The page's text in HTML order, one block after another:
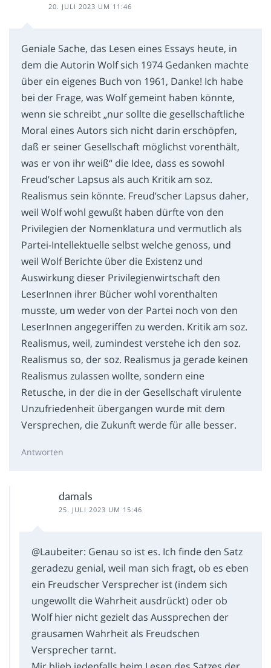
20. JULI 2023 UM 11:46
Geniale Sache, das Lesen eines Essays heute, in
dem die Autorin Wolf sich 1974 Gedanken machte
über ein eigenes Buch von 1961, Danke! Ich habe
bei der Frage, was Wolf gemeint haben könnte,
wenn sie schreibt „nur sollte die gesellschaftliche
Moral eines Autors sich nicht darin erschöpfen,
daß er seiner Gesellschaft möglichst vorenthält,
was er von ihr weiß“ die Idee, dass es sowohl
Freud’scher Lapsus als auch Kritik am soz.
Realismus sein könnte. Freud’scher Lapsus daher,
weil Wolf wohl gewußt haben dürfte von den
Privilegien der Nomenklatura und vermutlich als
Partei-Intellektuelle selbst welche genoss, und
weil Wolf Berichte über die Existenz und
Auswirkung dieser Privilegienwirtschaft den
LeserInnen ihrer Bücher wohl vorenthalten
musste, um weder von der Partei noch von den
LeserInnen angegeriffen zu werden. Kritik am soz.
Realismus, weil, zumindest verstehe ich den soz.
Realismus so, der soz. Realismus ja gerade keinen
Realismus zulassen wollte, sondern eine
Retusche, in der die in der Gesellschaft virulente
Unzufriedenheit übergangen wurde mit dem
Versprechen, die Zukunft werde für alle besser.
Antworten
damals
25. JULI 2023 UM 15:46
@Laubeiter: Genau so ist es. Ich finde den Satz
geradezu genial, weil man sich fragt, ob es eben
ein Freudscher Versprecher ist (indem sich
ungewollt die Wahrheit ausdrückt) oder ob
Wolf hier nicht gezielt das Aussprechen der
grausamen Wahrheit als Freudschen
Versprecher tarnt.